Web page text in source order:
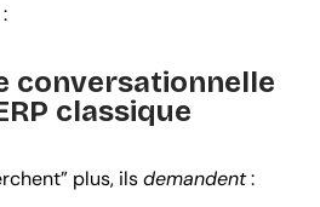
conversationnelle
classique
plus, ilsdemandent: